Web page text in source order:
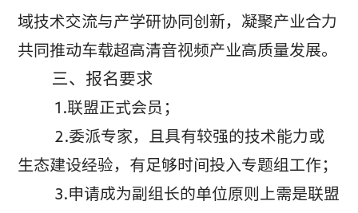
域技术交流与产学研协同创新，凝聚产业合力
共同推动车载超高清音视频产业高质量发展。
三、报名要求
1.联盟正式会员；
2.委派专家，且具有较强的技术能力或
生态建设经验，有足够时间投入专题组工作；
3.申请成为副组长的单位原则上需是联盟